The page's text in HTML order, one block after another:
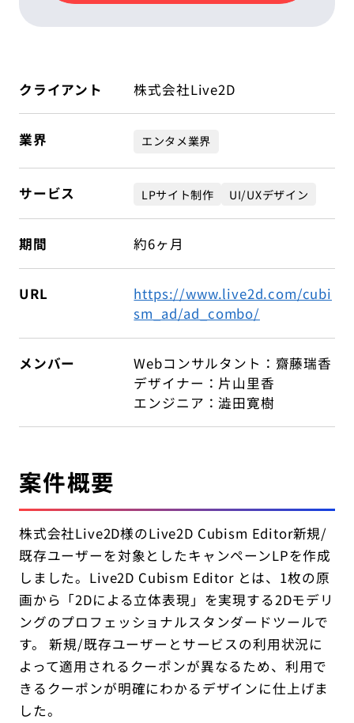
Blog
クライアント 株式会社Live2D
業界 エンタメ業界
サービス LPサイト制作 UI/UXデザイン
期間 約6ヶ月
URL
https://www.live2d.com/cubi
sm_ad/ad_combo/
メンバー
Webコンサルタント：齋藤瑞香
デザイナー：片山里香
エンジニア：澁田寛樹
案件概要
株式会社Live2D様のLive2D Cubism Editor新規/
既存ユーザーを対象としたキャンペーンLPを作成
しました。Live2D Cubism Editor とは、1枚の原
画から「2Dによる立体表現」を実現する2Dモデリ
ングのプロフェッショナルスタンダードツールで
す。 新規/既存ユーザーとサービスの利用状況に
よって適用されるクーポンが異なるため、利用で
きるクーポンが明確にわかるデザインに仕上げま
した。